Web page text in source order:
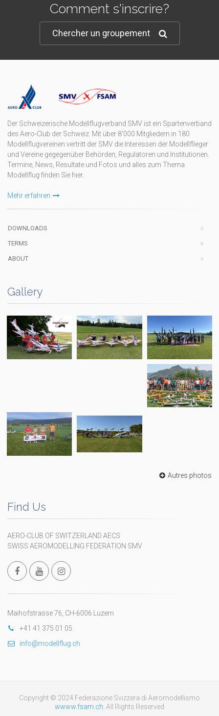
Comment s'inscrire?
Chercher un groupement
Der Schweizerische Modellflugverband SMV ist ein Spartenverband
des Aero-Club der Schweiz. Mit über 8'000 Mitgliedern in 180
Modellflugvereinen vertritt der SMV die Interessen der Modellflieger
und Vereine gegegenüber Behörden, Regulatoren und Institutionen.
Termine, News, Resultate und Fotos und alles zum Thema
Modellflug finden Sie hier.
Mehr erfahren
DOWNLOADS
TERMS
ABOUT
Gallery
Autres photos
Find Us
AERO-CLUB OF SWITZERLAND AECS
SWISS AEROMODELLING FEDERATION SMV
Maihofstrasse 76, CH-6006 Luzern
+41 41 375 01 05
info@modellflug.ch
Copyright © 2024 Federazione Svizzera di Aeromodellismo
wwww.fsam.ch. All Rights Reserved